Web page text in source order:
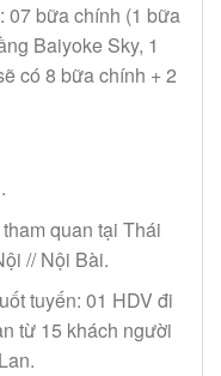
07 bữa chính (1 bữa
Baiyoke Sky, 1
có 8 bữa chính + 2
quan tại Thái
// Nội Bài.
tuyến: 01 HDV đi
từ 15 khách người